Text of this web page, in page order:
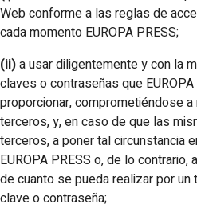
Web conforme a las reglas de
cada momento EUROPA PRESS;
(ii)a usar diligentemente y con la
claves o contraseñas que
proporcionar, comprometiéndose
terceros, y, en caso de que las
terceros, a poner tal circunstancia
EUROPA PRESS o, de lo
de cuanto se pueda realizar por
clave o contraseña;